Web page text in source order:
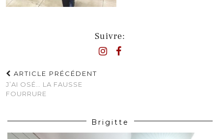
Suivre:
ARTICLE PRÉCÉDENT
J’AI OSÉ… LA FAUSSE
FOURRURE
Brigitte